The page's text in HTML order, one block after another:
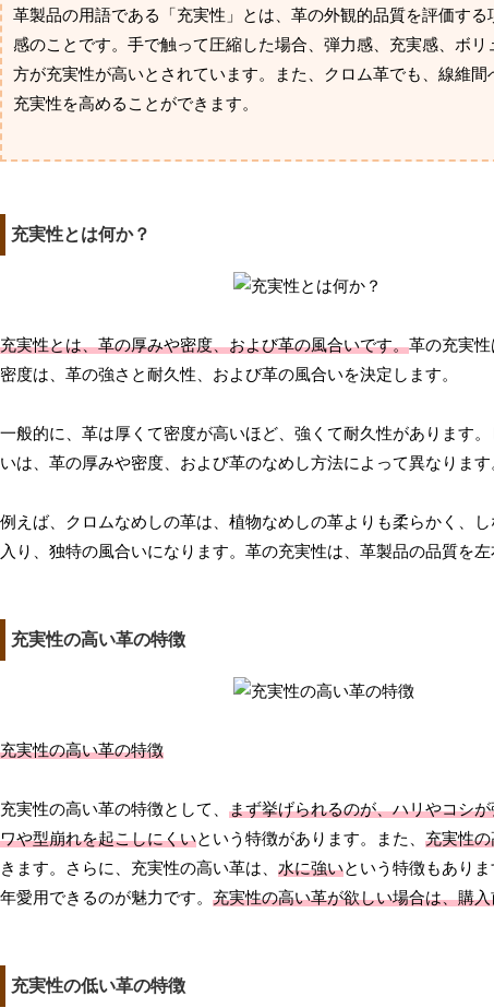
革製品の用語である「充実性」とは、革の外観的品質を評価す
感のことです。手で触って圧縮した場合、弾力感、充実感、ボ
方が充実性が高いとされています。また、クロム革でも、線維
充実性を高めることができます。
充実性とは何か？
充実性とは、革の厚みや密度、および革の風合いです。革の充実
密度は、革の強さと耐久性、および革の風合いを決定します。
一般的に、革は厚くて密度が高いほど、強くて耐久性があります
いは、革の厚みや密度、および革のなめし方法によって異なります
例えば、クロムなめしの革は、植物なめしの革よりも柔らかく、
入り、独特の風合いになります。革の充実性は、革製品の品質を左
充実性の高い革の特徴
充実性の高い革の特徴
充実性の高い革の特徴として、 まず挙げられるのが、ハリやコシ
ワや型崩れを起こしにくいという特徴があります。また、 充実性
きます。さらに、充実性の高い革は、 水に強いという特徴もありま
年愛用できるのが魅力です。 充実性の高い革が欲しい場合は、購
充実性の低い革の特徴